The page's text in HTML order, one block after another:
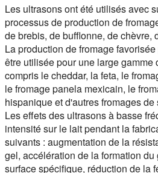
Les ultrasons ont été utilisés avec
processus de production de
de brebis, de bufflonne, de chèvre,
La production de fromage
être utilisée pour une large gamme
compris le cheddar, la feta, le
le fromage panela mexicain, le
hispanique et d'autres fromages de
Les effets des ultrasons à basse
intensité sur le lait pendant la
suivants : augmentation de la
gel, accélération de la formation
surface spécifique, réduction de la